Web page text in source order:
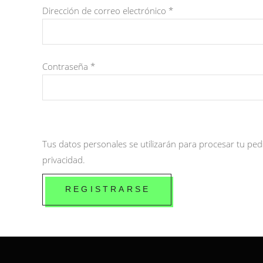
Dirección de correo electrónico *Obligatorio
Contraseña *Obligatorio
Tus datos personales se utilizarán para procesar tu
privacidad.
REGISTRARSE